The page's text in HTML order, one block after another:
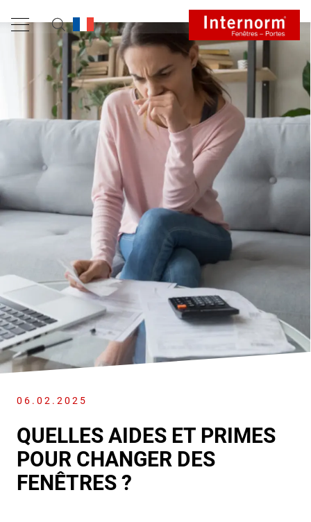
06.02.2025
QUELLES AIDES ET PRIMES
POUR CHANGER DES
FENÊTRES ?